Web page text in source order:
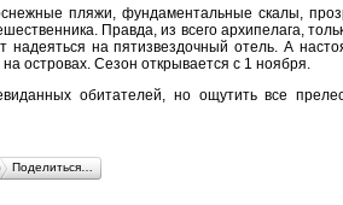
пляжи, фундаментальные скалы,
Правда, из всего архипелага,
на пятизвездочный отель. А
островах. Сезон открывается с 1 ноября.
обитателей, но ощутить все
Поделиться…